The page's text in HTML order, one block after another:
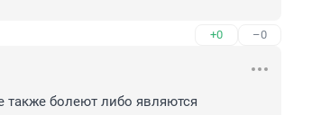
+0 –0
также болеют либо являются